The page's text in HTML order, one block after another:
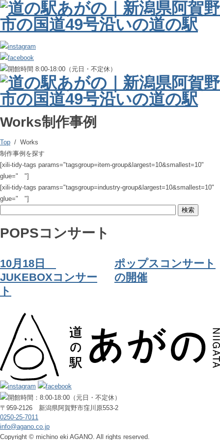
Works制作事例
Top / Works
制作事例を探す
[xili-tidy-tags params="tagsgroup=item-group&largest=10&smallest=10"
glue=" "]
[xili-tidy-tags params="tagsgroup=industry-group&largest=10&smallest=10"
glue=" "]
POPSコンサート
10月18日
JUKEBOXコンサー
ト
ポップスコンサート
の開催
〒959-2126 新潟県阿賀野市窪川原553-2
0250-25-7011
info@agano.co.jp
Copyright © michino eki AGANO. All rights reserved.